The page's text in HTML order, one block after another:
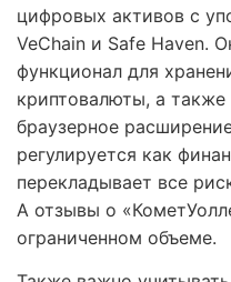
цифровых активов с
VeChain и Safe Haven.
функционал для
криптовалюты, а
браузерное
регулируется как
перекладывает все
А отзывы о
ограниченном объеме.